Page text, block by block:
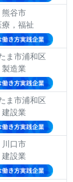
熊谷市
療，福祉
ま市浦和区
製造業
ま市浦和区
建設業
川口市
建設業